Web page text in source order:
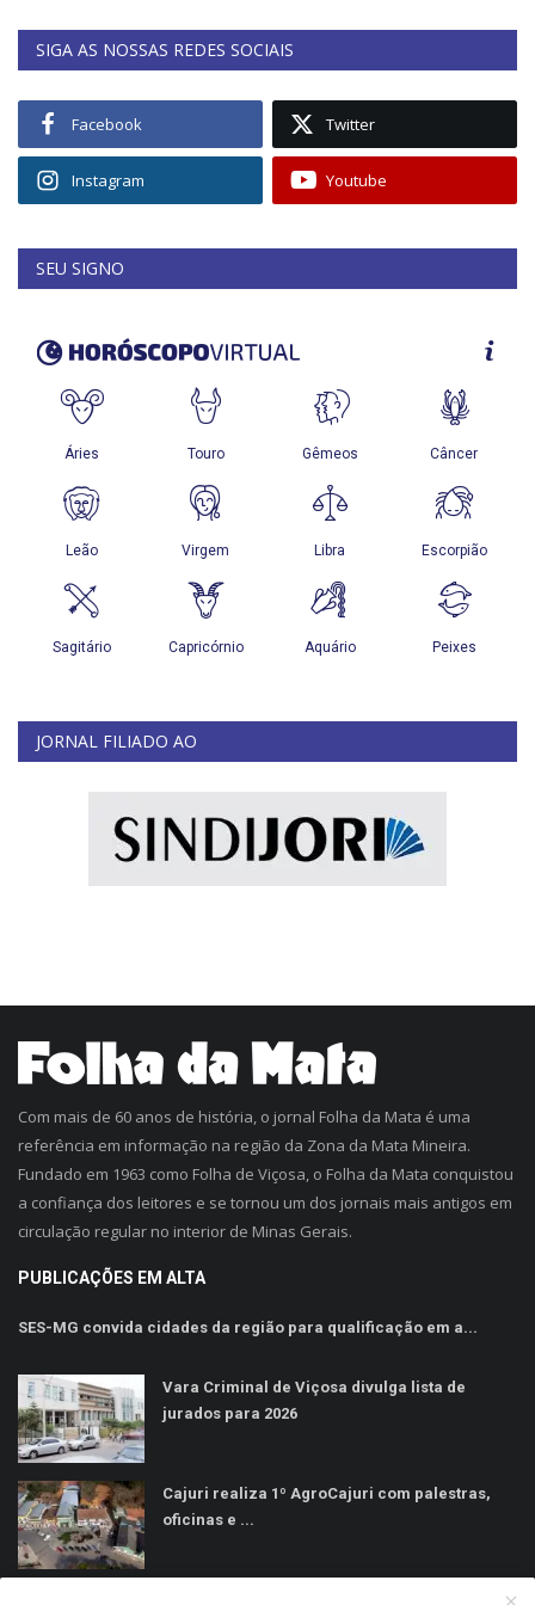
SIGA AS NOSSAS REDES SOCIAIS
Facebook Twitter
Instagram Youtube
SEU SIGNO
JORNAL FILIADO AO
Com mais de 60 anos de história, o jornal Folha da Mata é uma
referência em informação na região da Zona da Mata Mineira.
Fundado em 1963 como Folha de Viçosa, o Folha da Mata conquistou
a confiança dos leitores e se tornou um dos jornais mais antigos em
circulação regular no interior de Minas Gerais.
PUBLICAÇÕES EM ALTA
SES-MG convida cidades da região para qualificação em a...
Vara Criminal de Viçosa divulga lista de
jurados para 2026
Cajuri realiza 1º AgroCajuri com palestras,
oficinas e ...